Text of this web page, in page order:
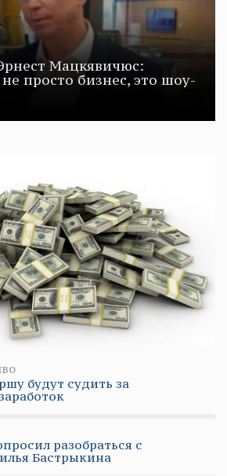
Мацкявичюс:
просто бизнес, это шоу-
будут судить за
разобраться с
Бастрыкина